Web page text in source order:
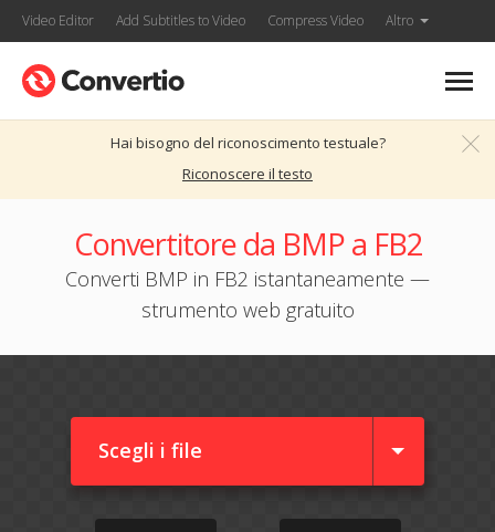
Video Editor Add Subtitles to Video Compress Video Altro
Hai bisogno del riconoscimento testuale?
Riconoscere il testo
Convertitore da BMP a FB2
Converti BMP in FB2 istantaneamente —
strumento web gratuito
Scegli i file